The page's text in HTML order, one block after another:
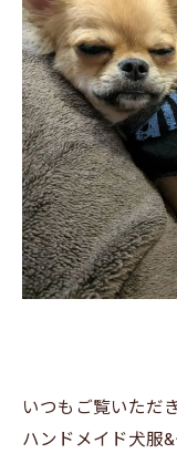
いつもご覧いただ
ハンドメイド犬服